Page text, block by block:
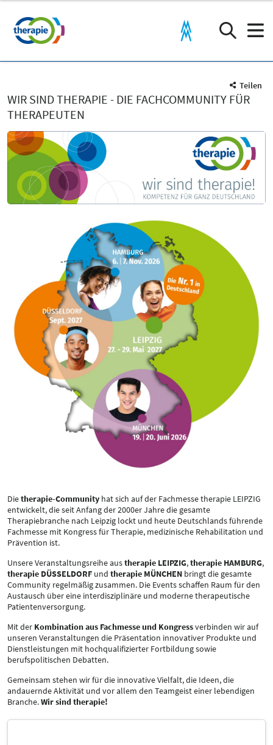
Teilen
WIR SIND THERAPIE - DIE FACHCOMMUNITY FÜR
THERAPEUTEN
Dietherapie-Community hat sich auf der Fachmesse therapie LEIPZIG
entwickelt, die seit Anfang der 2000er Jahre die gesamte
Therapiebranche nach Leipzig lockt und heute Deutschlands führende
Fachmesse mit Kongress für Therapie, medizinische Rehabilitation und
Prävention ist.
Unsere Veranstaltungsreihe austherapie LEIPZIG,therapie HAMBURG,
therapie DÜSSELDORF und therapie MÜNCHEN bringt die gesamte
Community regelmäßig zusammen. Die Events schaffen Raum für den
Austausch über eine interdisziplinäre und moderne therapeutische
Patientenversorgung.
Mit der Kombination aus Fachmesse und Kongressverbinden wir auf
unseren Veranstaltungen die Präsentation innovativer Produkte und
Dienstleistungen mit hochqualifizierter Fortbildung sowie
berufspolitischen Debatten.
Gemeinsam stehen wir für die innovative Vielfalt, die Ideen, die
andauernde Aktivität und vor allem den Teamgeist einer lebendigen
Branche.Wir sind therapie!